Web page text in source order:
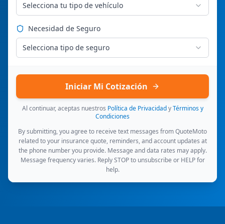
Selecciona tu tipo de vehículo
Necesidad de Seguro
Selecciona tipo de seguro
Iniciar Mi Cotización
Al continuar, aceptas nuestros Política de Privacidad y Términos y
Condiciones
By submitting, you agree to receive text messages from QuoteMoto
related to your insurance quote, reminders, and account updates at
the phone number you provide. Message and data rates may apply.
Message frequency varies. Reply STOP to unsubscribe or HELP for
help.